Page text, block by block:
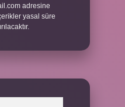
adresine
yasal süre